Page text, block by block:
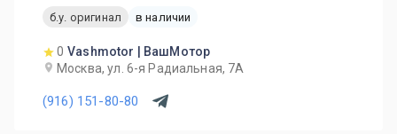
б.у. оригинал
в наличии
0 Vashmotor | ВашМотор
Москва, ул. 6-я Радиальная, 7А
(916) 151-80-80